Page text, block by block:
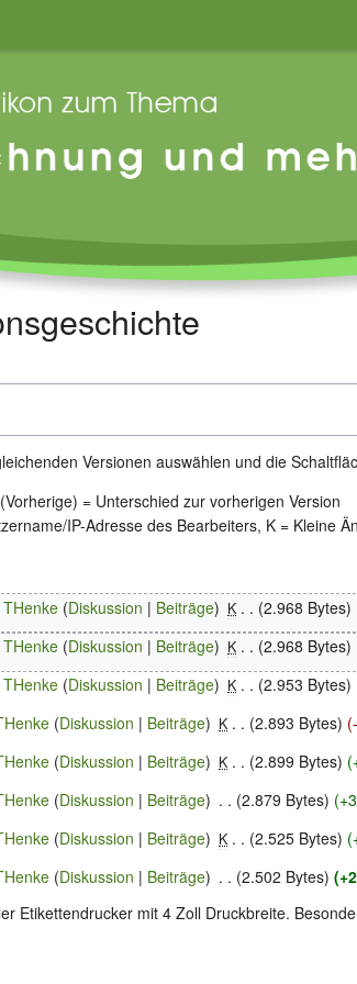
Versionen auswählen und die
= Unterschied zur vorherigen Version
IP-Adresse des Bearbeiters, K = Kleine
THenke Diskussion Beiträge K 2.968 Bytes
THenke Diskussion Beiträge K 2.968 Bytes
THenke Diskussion Beiträge K 2.953 Bytes
Diskussion Beiträge K 2.893 Bytes
Diskussion Beiträge K 2.899 Bytes
Diskussion Beiträge 2.879 Bytes
Diskussion Beiträge K 2.525 Bytes
Diskussion Beiträge 2.502 Bytes
Etikettendrucker mit 4 Zoll Druckbreite.